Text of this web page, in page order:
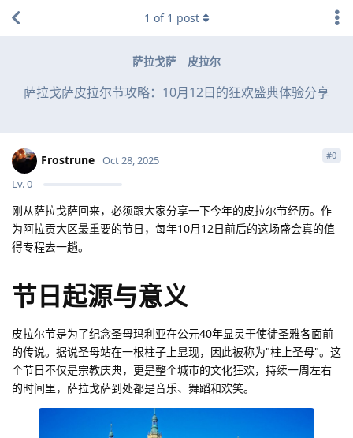
萨拉戈萨 皮拉尔
萨拉戈萨皮拉尔节攻略：10月12日的狂欢盛典体验分享
1 of 1 post
Frostrune
Lv.0
Oct 28, 2025 #0
刚从萨拉戈萨回来，必须跟大家分享一下今年的皮拉尔节经历。作
为阿拉贡大区最重要的节日，每年10月12日前后的这场盛会真的值
得专程去一趟。
节日起源与意义
皮拉尔节是为了纪念圣母玛利亚在公元40年显灵于使徒圣雅各面前
的传说。据说圣母站在一根柱子上显现，因此被称为"柱上圣母"。这
个节日不仅是宗教庆典，更是整个城市的文化狂欢，持续一周左右
的时间里，萨拉戈萨到处都是音乐、舞蹈和欢笑。